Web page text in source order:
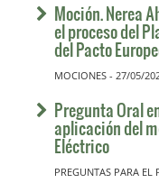
Moción. Nerea
el proceso del
del Pacto
MOCIONES - 27/05/
Pregunta Oral
aplicación del
Eléctrico
PREGUNTAS PARA